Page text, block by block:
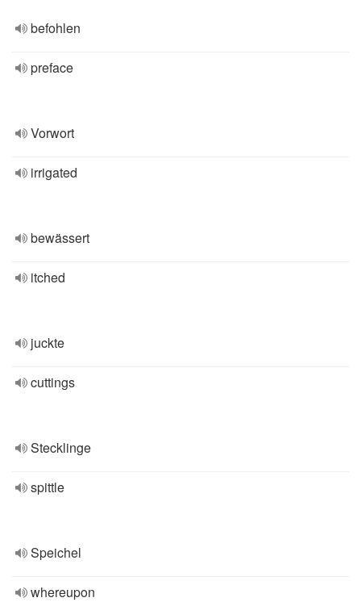
befohlen
preface
Vorwort
irrigated
bewässert
itched
juckte
cuttings
Stecklinge
spittle
Speichel
whereupon